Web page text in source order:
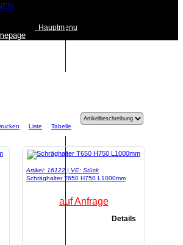
page
Hauptmenu
Liste Tabelle
Artikel: 16122 | VE: Stück
Schräghalter T650 H750 L1000mm
auf Anfrage
Details